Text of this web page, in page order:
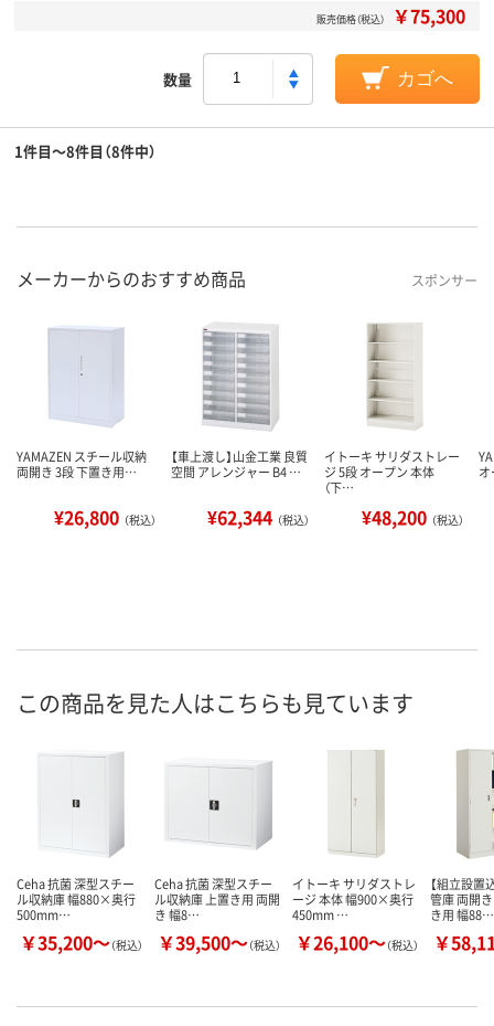
販売価格（税込） ￥75,300
数量 カゴへ
1件目～8件目（8件中）
メーカーからのおすすめ商品 スポンサー
YAMAZEN スチール収納
両開き 3段 下置き用…
¥26,800 （税込）
【車上渡し】山金工業 良質
空間 アレンジャー B4 …
¥62,344 （税込）
イトーキ サリダストレー
ジ 5段 オープン 本体
（下…
¥48,200 （税込）
この商品を見た人はこちらも見ています
Ceha 抗菌 深型スチー
ル収納庫 幅880×奥行
500mm…
￥35,200～（税込）
Ceha 抗菌 深型スチー
ル収納庫 上置き用 両開
き 幅8…
￥39,500～（税込）
イトーキ サリダストレ
ージ 本体 幅900×奥行
450mm …
￥26,100～（税込）
【組立設置
管庫 両開
き用 幅88…
￥